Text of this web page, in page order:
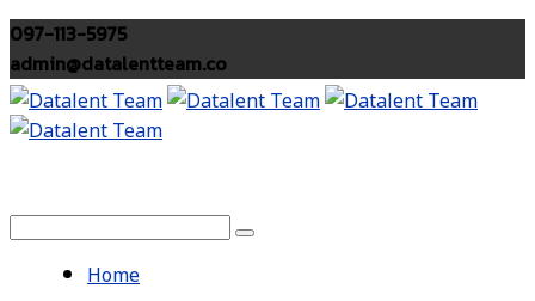
097-113-5975
admin@datalentteam.co
Home